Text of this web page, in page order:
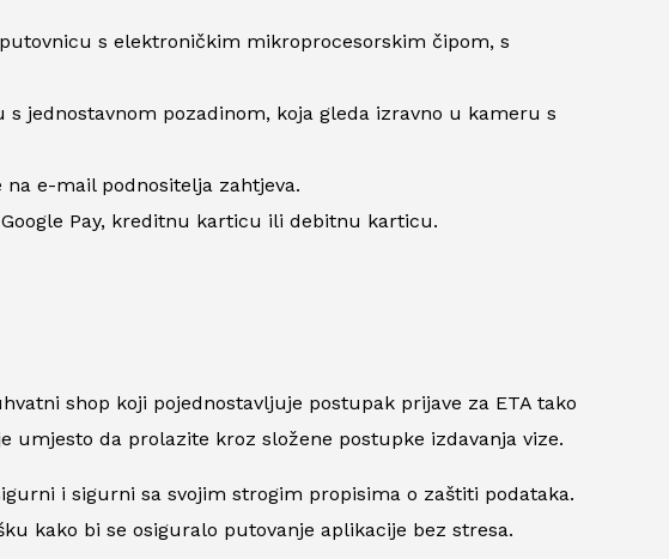
s elektroničkim mikroprocesorskim čipom, s
jednostavnom pozadinom, koja gleda izravno u kameru s
na e-mail podnositelja zahtjeva.
Pay, kreditnu karticu ili debitnu karticu.
shop koji pojednostavljuje postupak prijave za ETA tako
da prolazite kroz složene postupke izdavanja vize.
i sigurni sa svojim strogim propisima o zaštiti podataka.
kako bi se osiguralo putovanje aplikacije bez stresa.